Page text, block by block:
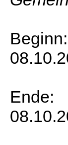
Beginn:
Ende: